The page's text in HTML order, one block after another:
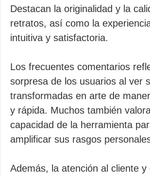
Destacan la originalidad y la
retratos, así como la
intuitiva y satisfactoria.
Los frecuentes comentarios
sorpresa de los usuarios al ver
transformadas en arte de
y rápida. Muchos también
capacidad de la herramienta
amplificar sus rasgos
Además, la atención al cliente y